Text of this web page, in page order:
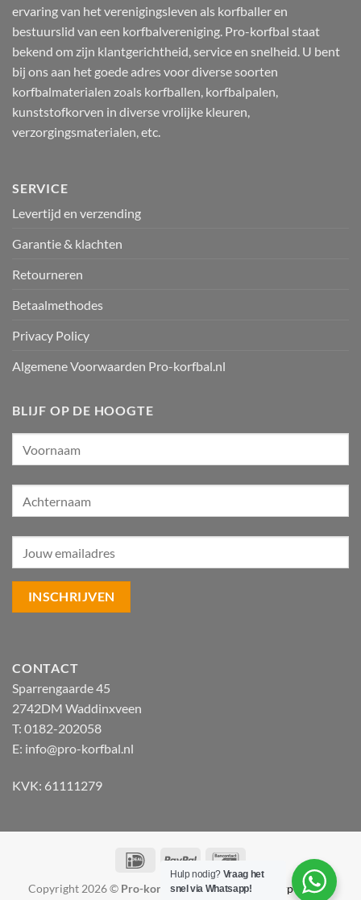
ervaring van het verenigingsleven als korfballer en
bestuurslid van een korfbalvereniging. Pro-korfbal staat
bekend om zijn klantgerichtheid, service en snelheid. U bent
bij ons aan het goede adres voor diverse soorten
korfbalmaterialen zoals korfballen, korfbalpalen,
kunststofkorven in diverse vrolijke kleuren,
verzorgingsmaterialen, etc.
SERVICE
Levertijd en verzending
Garantie & klachten
Retourneren
Betaalmethodes
Privacy Policy
Algemene Voorwaarden Pro-korfbal.nl
BLIJF OP DE HOOGTE
CONTACT
Sparrengaarde 45
2742DM Waddinxveen
T: 0182-202058
E: info@pro-korfbal.nl
KVK: 61111279
IDeal PayPal
Copyright 2026 © Pro-korfbal.nl|Webshop ontwerp Lamper
Hulp nodig? Vraag het
snel via Whatsapp!